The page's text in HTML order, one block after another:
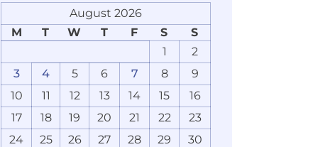
August 2026
M
T W T F S
S
1
2
3
4 5 6 7 8
9
10
11 12 13 14 15
16
17
18 19 20 21 22
23
24
25 26 27 28 29
30